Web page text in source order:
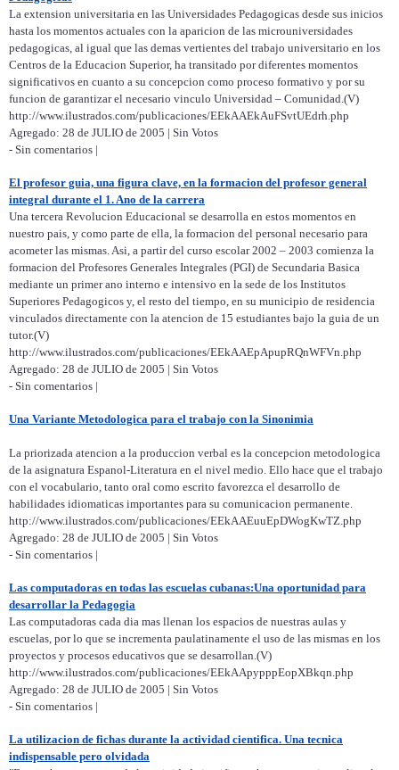
La extension universitaria en las Universidades Pedagogicas desde sus inicios
hasta los momentos actuales con la aparicion de las microuniversidades
pedagogicas, al igual que las demas vertientes del trabajo universitario en los
Centros de la Educacion Superior, ha transitado por diferentes momentos
significativos en cuanto a su concepcion como proceso formativo y por su
funcion de garantizar el necesario vinculo Universidad – Comunidad.(V)
http://www.ilustrados.com/publicaciones/EEkAAEkAuFSvtUEdrh.php
Agregado: 28 de JULIO de 2005 | Sin Votos
- Sin comentarios |
El profesor guia, una figura clave, en la formacion del profesor general
integral durante el 1. Ano de la carrera
Una tercera Revolucion Educacional se desarrolla en estos momentos en
nuestro pais, y como parte de ella, la formacion del personal necesario para
acometer las mismas. Asi, a partir del curso escolar 2002 – 2003 comienza la
formacion del Profesores Generales Integrales (PGI) de Secundaria Basica
mediante un primer ano interno e intensivo en la sede de los Institutos
Superiores Pedagogicos y, el resto del tiempo, en su municipio de residencia
vinculados directamente con la atencion de 15 estudiantes bajo la guia de un
tutor.(V)
http://www.ilustrados.com/publicaciones/EEkAAEpApupRQnWFVn.php
Agregado: 28 de JULIO de 2005 | Sin Votos
- Sin comentarios |
Una Variante Metodologica para el trabajo con la Sinonimia
La priorizada atencion a la produccion verbal es la concepcion metodologica
de la asignatura Espanol-Literatura en el nivel medio. Ello hace que el trabajo
con el vocabulario, tanto oral como escrito favorezca el desarrollo de
habilidades idiomaticas importantes para su comunicacion permanente.
http://www.ilustrados.com/publicaciones/EEkAAEuuEpDWogKwTZ.php
Agregado: 28 de JULIO de 2005 | Sin Votos
- Sin comentarios |
Las computadoras en todas las escuelas cubanas:Una oportunidad para
desarrollar la Pedagogia
Las computadoras cada dia mas llenan los espacios de nuestras aulas y
escuelas, por lo que se incrementa paulatinamente el uso de las mismas en los
proyectos y procesos educativos que se desarrollan.(V)
http://www.ilustrados.com/publicaciones/EEkAApypppEopXBkqn.php
Agregado: 28 de JULIO de 2005 | Sin Votos
- Sin comentarios |
La utilizacion de fichas durante la actividad cientifica. Una tecnica
indispensable pero olvidada